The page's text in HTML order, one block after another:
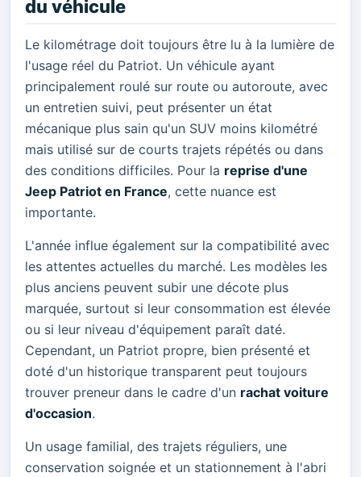
du véhicule
Le kilométrage doit toujours être lu à la lumière de
l'usage réel du Patriot. Un véhicule ayant
principalement roulé sur route ou autoroute, avec
un entretien suivi, peut présenter un état
mécanique plus sain qu'un SUV moins kilométré
mais utilisé sur de courts trajets répétés ou dans
des conditions difficiles. Pour la reprise d'une
Jeep Patriot en France, cette nuance est
importante.
L'année influe également sur la compatibilité avec
les attentes actuelles du marché. Les modèles les
plus anciens peuvent subir une décote plus
marquée, surtout si leur consommation est élevée
ou si leur niveau d'équipement paraît daté.
Cependant, un Patriot propre, bien présenté et
doté d'un historique transparent peut toujours
trouver preneur dans le cadre d'un rachat voiture
d'occasion.
Un usage familial, des trajets réguliers, une
conservation soignée et un stationnement à l'abri